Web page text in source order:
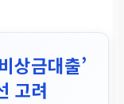
상금대출’
고려